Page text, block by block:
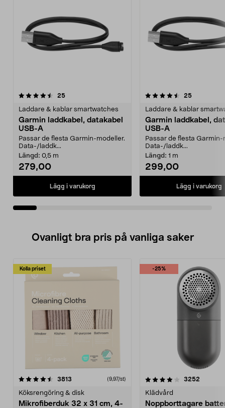
25recensioner
Laddare & kablar smartwatches
Garmin laddkabel, datakabel
USB-A
Passar de flesta Garmin-modeller.
Data-/laddk...
Längd: 0,5 m
279,00
Lägg i varukorg
4.5av 5 stjärnor 25recensioner
Laddare & kablar
Garmin laddkabel,
USB-A
Passar de flesta Garmin-
Data-/laddk...
Längd: 1 m
299,00
Lägg i varukorg
5.0av 5 stjärnor
Ovanligt bra pris på vanliga saker
Kolla priset
3813 (9,97/st)
Köksrengöring & disk
Mikrofiberduk 32 x 31 cm, 4-
-25%
4.0av 5 stjärnor 3252
Klädvård
Noppborttagare
4.5av 5 stjärnor